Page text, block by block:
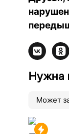
Нужна
Может